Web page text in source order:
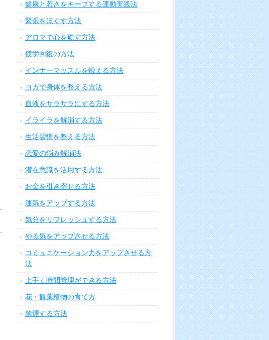
健康と若さをキープする運動実践法
緊張をほぐす方法
アロマで心を癒す方法
疲労回復の方法
インナーマッスルを鍛える方法
ヨガで身体を整える方法
血液をサラサラにする方法
イライラを解消する方法
生活習慣を整える方法
恋愛の悩み解消法
潜在意識を活用する方法
お金を引き寄せる方法
運気をアップする方法
気分をリフレッシュする方法
やる気をアップさせる方法
コミュニケーション力をアップさせる方
法
上手く時間管理ができる方法
花・観葉植物の育て方
禁煙する方法